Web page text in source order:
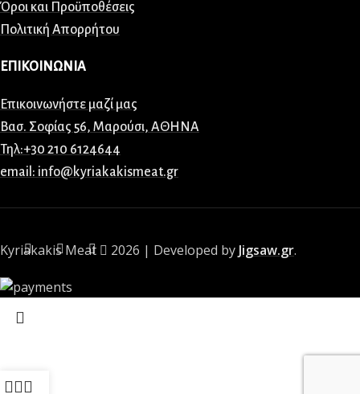
Όροι και Προϋποθέσεις
Πολιτική Απορρήτου
ΕΠΙΚΟΙΝΩΝΙΑ
Επικοινωνήστε μαζί μας
Βασ. Σοφίας 56, Μαρούσι, ΑΘΗΝΑ
Τηλ:+30 210 6124644
email: info@kyriakakismeat.gr
Kyriakakis Meat 2026 | Developed by Jigsaw.gr.
Ξεκινήστε να πληκτρολογείτε για να δείτε τα προϊόντα